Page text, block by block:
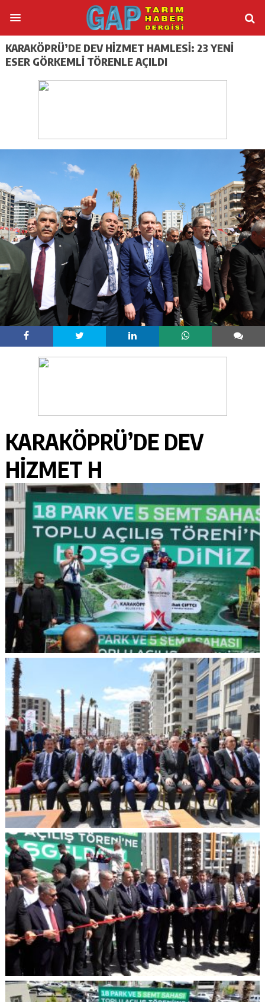
KARAKÖPRÜ’DE DEV HİZMET HAMLESİ: 23 YENİ
ESER GÖRKEMLİ TÖRENLE AÇILDI
KARAKÖPRÜ’DE DEV
HİZMET H